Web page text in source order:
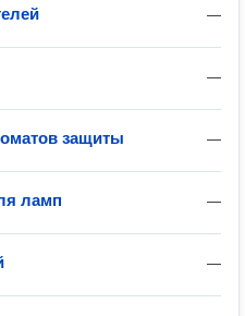
—
—
—
защиты
—
ламп
—